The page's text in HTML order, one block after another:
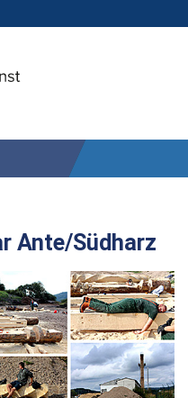
Ante/Südharz